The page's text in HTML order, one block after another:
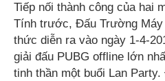
Tiếp nối thành công của hai
Tính trước, Đấu Trường
thức diễn ra vào ngày 1-4-
giải đấu PUBG offline lớn
tinh thần một buổi Lan